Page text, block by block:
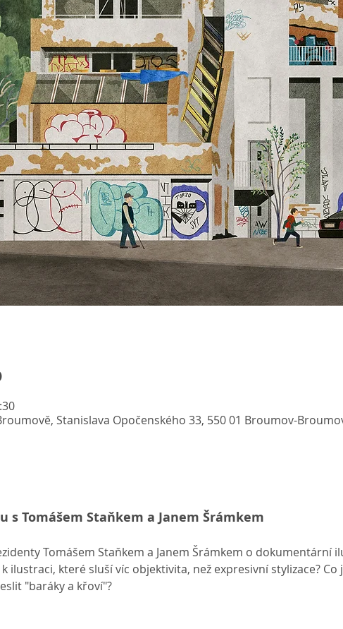
Stanislava Opočenského 33, 550 01 Broumov-
s Tomášem Staňkem a Janem Šrámkem
Tomášem Staňkem a Janem Šrámkem o dokumentární
ilustraci, které sluší víc objektivita, než expresivní stylizace?
"baráky a křoví"?